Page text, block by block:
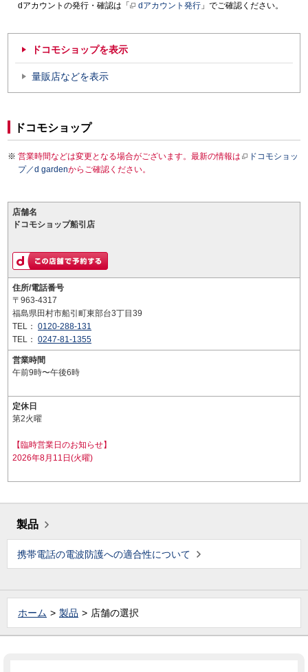
dアカウントの発行・確認は「
dアカウント発行 」でご確認ください。
ドコモショップを表示
量販店などを表示
ドコモショップ
営業時間などは変更となる場合がございます。最新の情報は
ドコモショッ
プ／d gardenからご確認ください。
店舗名
ドコモショップ船引店
住所/電話番号
〒963-4317
福島県田村市船引町東部台3丁目39
TEL： 0120-288-131
TEL： 0247-81-1355
営業時間
午前9時〜午後6時
定休日
第2火曜
【臨時営業日のお知らせ】
2026年8月11日(火曜)
製品
携帯電話の電波防護への適合性について
ホーム 製品 店舗の選択